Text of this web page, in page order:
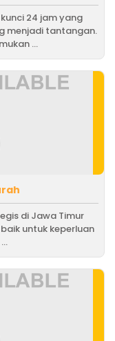
24 jam yang
menjadi tantangan.
...
di Jawa Timur
untuk keperluan